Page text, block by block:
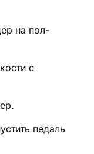
на пол-
с
педаль